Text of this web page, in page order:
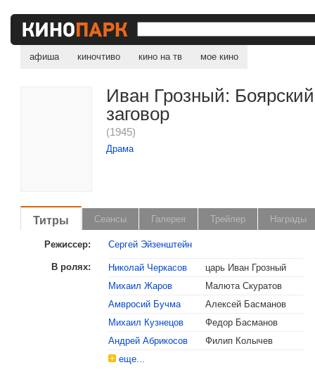
афиша киночтиво кино на тв мое кино
Иван Грозный: Боярский
заговор
(1945)
Драма
Титры Сеансы Галерея Трейлер Награды
Режиссер: Сергей Эйзенштейн
В ролях: Николай Черкасов
царь Иван Грозный
Михаил Жаров
Малюта Скуратов
Амвросий Бучма
Алексей Басманов
Михаил Кузнецов
Федор Басманов
Андрей Абрикосов
Филип Колычев
еще...